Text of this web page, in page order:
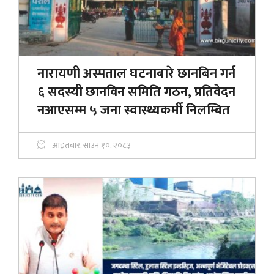
नारायणी अस्पताल घटनाबारे छानबिन गर्न
६ सदस्यी छानविन समिति गठन, प्रतिवेदन
नआएसम्म ५ जना स्वास्थ्यकर्मी निलम्बित
आइतबार, साउन १०, २०८३